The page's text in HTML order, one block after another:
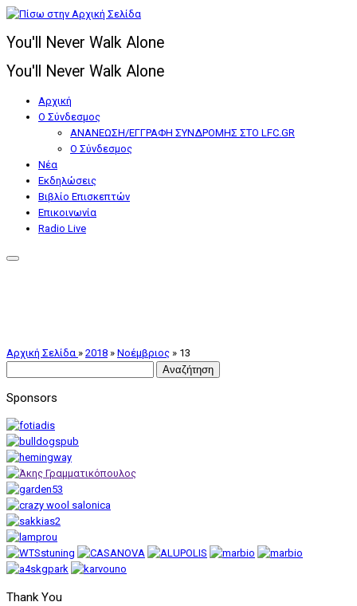
Μετάβαση
περιεχόμενο
You'll Never Walk Alone
You'll Never Walk Alone
Αρχική
Ο Σύνδεσμος
ΑΝΑΝΕΩΣΗ/ΕΓΓΡΑΦΗ ΣΥΝΔΡΟΜΗΣ ΣΤΟ LFC.GR
Ο Σύνδεσμος
Nέα
Εκδηλώσεις
Βιβλίο Επισκεπτών
Επικοινωνία
Radio Live
Αρχική Σελίδα » 2018 » Νοέμβριος » 13
Sponsors
Thank You